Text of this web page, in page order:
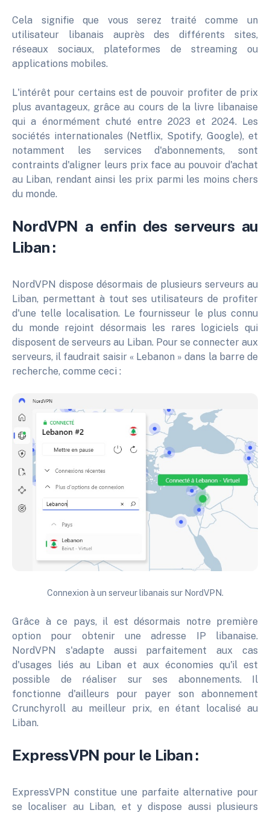
Cela signifie que vous serez traité comme un
utilisateur libanais auprès des différents sites,
réseaux sociaux, plateformes de streaming ou
applications mobiles.
L'intérêt pour certains est de pouvoir profiter de prix
plus avantageux, grâce au cours de la livre libanaise
qui a énormément chuté entre 2023 et 2024. Les
sociétés internationales (Netflix, Spotify, Google), et
notamment les services d'abonnements, sont
contraints d'aligner leurs prix face au pouvoir d'achat
au Liban, rendant ainsi les prix parmi les moins chers
du monde.
NordVPN a enfin des serveurs au
Liban :
NordVPN dispose désormais de plusieurs serveurs au
Liban, permettant à tout ses utilisateurs de profiter
d'une telle localisation. Le fournisseur le plus connu
du monde rejoint désormais les rares logiciels qui
disposent de serveurs au Liban. Pour se connecter aux
serveurs, il faudrait saisir « Lebanon » dans la barre de
recherche, comme ceci :
Connexion à un serveur libanais sur NordVPN.
Grâce à ce pays, il est désormais notre première
option pour obtenir une adresse IP libanaise.
NordVPN s'adapte aussi parfaitement aux cas
d'usages liés au Liban et aux économies qu'il est
possible de réaliser sur ses abonnements. Il
fonctionne d'ailleurs pour payer son abonnement
Crunchyroll au meilleur prix, en étant localisé au
Liban.
ExpressVPN pour le Liban :
ExpressVPN constitue une parfaite alternative pour
se localiser au Liban, et y dispose aussi plusieurs